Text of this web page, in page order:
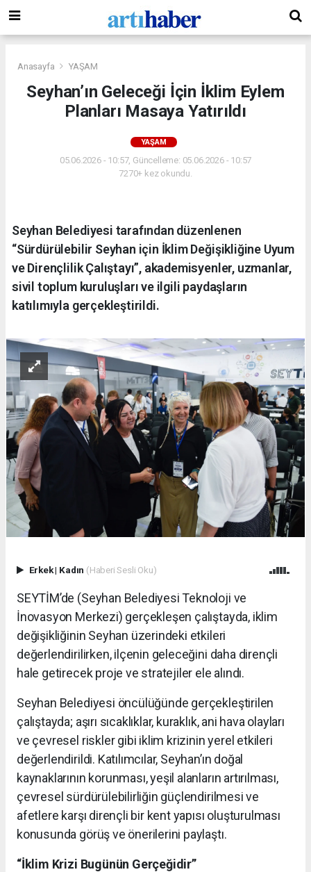
Anasayfa YAŞAM
Seyhan’ın Geleceği İçin İklim Eylem
Planları Masaya Yatırıldı
YAŞAM
05.06.2026 - 10:57, Güncelleme: 05.06.2026 - 10:57
7270+ kez okundu.
Seyhan Belediyesi tarafından düzenlenen
“Sürdürülebilir Seyhan için İklim Değişikliğine Uyum
ve Dirençlilik Çalıştayı”, akademisyenler, uzmanlar,
sivil toplum kuruluşları ve ilgili paydaşların
katılımıyla gerçekleştirildi.
Erkek| Kadın (Haberi Sesli Oku)
SEYTİM’de (Seyhan Belediyesi Teknoloji ve
İnovasyon Merkezi) gerçekleşen çalıştayda, iklim
değişikliğinin Seyhan üzerindeki etkileri
değerlendirilirken, ilçenin geleceğini daha dirençli
hale getirecek proje ve stratejiler ele alındı.
Seyhan Belediyesi öncülüğünde gerçekleştirilen
çalıştayda; aşırı sıcaklıklar, kuraklık, ani hava olayları
ve çevresel riskler gibi iklim krizinin yerel etkileri
değerlendirildi. Katılımcılar, Seyhan’ın doğal
kaynaklarının korunması, yeşil alanların artırılması,
çevresel sürdürülebilirliğin güçlendirilmesi ve
afetlere karşı dirençli bir kent yapısı oluşturulması
konusunda görüş ve önerilerini paylaştı.
“İklim Krizi Bugünün Gerçeğidir”